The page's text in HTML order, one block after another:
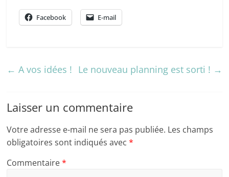
Facebook E-mail
← A vos idées ! Le nouveau planning est sorti ! →
Laisser un commentaire
Votre adresse e-mail ne sera pas publiée. Les champs
obligatoires sont indiqués avec*
Commentaire*